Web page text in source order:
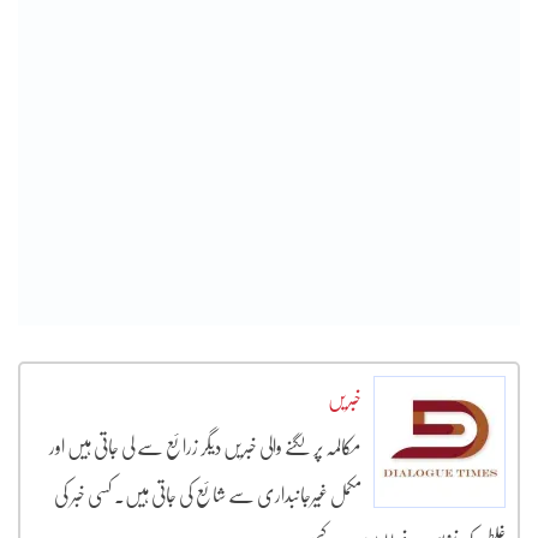
خبریں
مکالمہ پر لگنے والی خبریں دیگر زرائع سے لی جاتی ہیں اور
مکمل غیرجانبداری سے شائع کی جاتی ہیں۔ کسی خبر کی